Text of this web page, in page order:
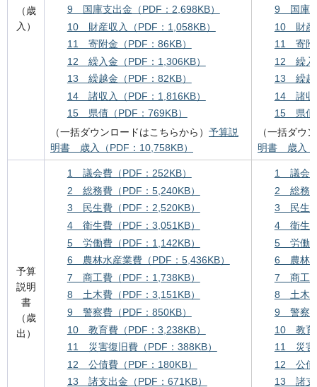
（歳
入）
9 国庫支出金（PDF：2,698KB）
10 財産収入（PDF：1,058KB）
11 寄附金（PDF：86KB）
12 繰入金（PDF：1,306KB）
13 繰越金（PDF：82KB）
14 諸収入（PDF：1,816KB）
15 県債（PDF：769KB）
（一括ダウンロードはこちらから） 予算説
明書 歳入（PDF：10,758KB）
9 国庫
10 財産
11 寄附
12 繰入
13 繰越
14 諸収
15 県債
（一括ダウ
明書 歳入（
予算
説明
書
（歳
出）
1 議会費（PDF：252KB）
2 総務費（PDF：5,240KB）
3 民生費（PDF：2,520KB）
4 衛生費（PDF：3,051KB）
5 労働費（PDF：1,142KB）
6 農林水産業費（PDF：5,436KB）
7 商工費（PDF：1,738KB）
8 土木費（PDF：3,151KB）
9 警察費（PDF：850KB）
10 教育費（PDF：3,238KB）
11 災害復旧費（PDF：388KB）
12 公債費（PDF：180KB）
13 諸支出金（PDF：671KB）
1 議会
2 総務
3 民生
4 衛生
5 労働
6 農林水
7 商工
8 土木
9 警察
10 教育
11 災害
12 公債
13 諸支